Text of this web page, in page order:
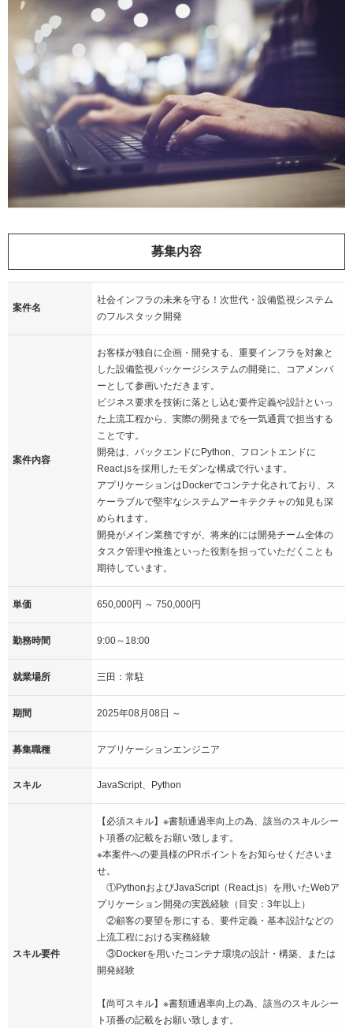
募集内容
案件名
社会インフラの未来を守る！次世代・設備監視システム
のフルスタック開発
案件内容
お客様が独自に企画・開発する、重要インフラを対象と
した設備監視パッケージシステムの開発に、コアメンバ
ーとして参画いただきます。
ビジネス要求を技術に落とし込む要件定義や設計といっ
た上流工程から、実際の開発までを一気通貫で担当する
ことです。
開発は、バックエンドにPython、フロントエンドに
React.jsを採用したモダンな構成で行います。
アプリケーションはDockerでコンテナ化されており、ス
ケーラブルで堅牢なシステムアーキテクチャの知見も深
められます。
開発がメイン業務ですが、将来的には開発チーム全体の
タスク管理や推進といった役割を担っていただくことも
期待しています。
単価 650,000円 ～ 750,000円
勤務時間 9:00～18:00
就業場所 三田：常駐
期間 2025年08月08日 ～
募集職種 アプリケーションエンジニア
スキル JavaScript、Python
スキル要件
【必須スキル】※書類通過率向上の為、該当のスキルシー
ト項番の記載をお願い致します。
※本案件への要員様のPRポイントをお知らせくださいま
せ。
①PythonおよびJavaScript（React.js）を用いたWebア
プリケーション開発の実践経験（目安：3年以上）
②顧客の要望を形にする、要件定義・基本設計などの
上流工程における実務経験
③Dockerを用いたコンテナ環境の設計・構築、または
開発経験
【尚可スキル】※書類通過率向上の為、該当のスキルシー
ト項番の記載をお願い致します。